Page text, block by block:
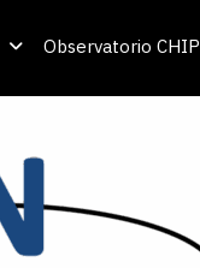
Observatorio CHIP